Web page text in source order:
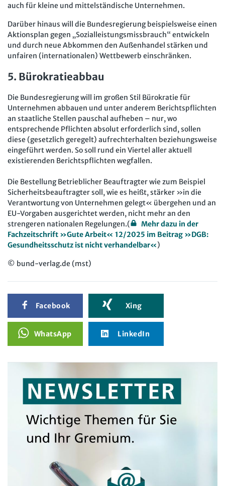
auch für kleine und mittelständische Unternehmen.
Darüber hinaus will die Bundesregierung beispielsweise einen
Aktionsplan gegen „Sozialleistungsmissbrauch“ entwickeln
und durch neue Abkommen den Außenhandel stärken und
unfairen (internationalen) Wettbewerb einschränken.
5. Bürokratieabbau
Die Bundesregierung will im großen Stil Bürokratie für
Unternehmen abbauen und unter anderem Berichtspflichten
an staatliche Stellen pauschal aufheben – nur, wo
entsprechende Pflichten absolut erforderlich sind, sollen
diese (gesetzlich geregelt) aufrechterhalten beziehungsweise
eingeführt werden. So soll rund ein Viertel aller aktuell
existierenden Berichtspflichten wegfallen.
Die Bestellung Betrieblicher Beauftragter wie zum Beispiel
Sicherheitsbeauftragter soll, wie es heißt, stärker »in die
Verantwortung von Unternehmen gelegt« übergehen und an
EU-Vorgaben ausgerichtet werden, nicht mehr an den
strengeren nationalen Regelungen.(
Mehr dazu in der
Fachzeitschrift »Gute Arbeit« 12/2025 im Beitrag »DGB:
Gesundheitsschutz ist nicht verhandelbar«)
© bund-verlag.de (mst)
Facebook Xing
WhatsApp LinkedIn